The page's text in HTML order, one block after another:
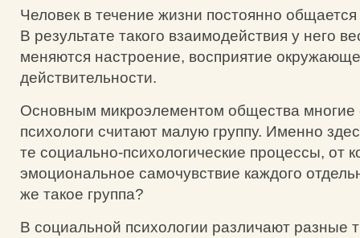
Человек в течение жизни постоянно
В результате такого взаимодействия у него
меняются настроение, восприятие
действительности.
Основным микроэлементом общества многие
психологи считают малую группу. Именно
те социально-психологические процессы, от
эмоциональное самочувствие каждого
же такое группа?
В социальной психологии различают разные